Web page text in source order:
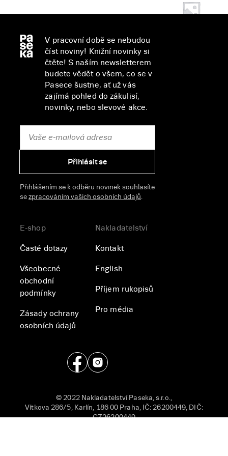
V pracovní době se nebudou
číst noviny! Knižní novinky si
čtěte! S naším newsletterem
budete vědět o všem, co se v
Pasece šustne, ať už vás
zajímá pohled do zákulisí,
novinky, nebo slevové akce.
Přihlásit se
Přihlášením se k odběru novinek souhlasíte
se zpracováním vašich osobních údajů.
E-shop
Časté dotazy
Všeobecné
obchodní
podmínky
Zásady ochrany
osobních údajů
Nakladatelství
Kontakt
English
Příjem rukopisů
Pro média
© 2022 Nakladatelství Paseka, s.r.o.,
Vítkova 286/5, Karlín, 186 00 Praha, IČ: 26200449, DIČ:
CZ26200449